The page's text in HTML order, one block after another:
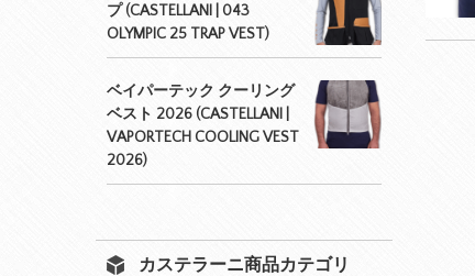
プ (CASTELLANI | 043
OLYMPIC 25 TRAP VEST)
ベイパーテック クーリング
ベスト 2026 (CASTELLANI |
VAPORTECH COOLING VEST
2026)
カステラーニ商品カテゴリ